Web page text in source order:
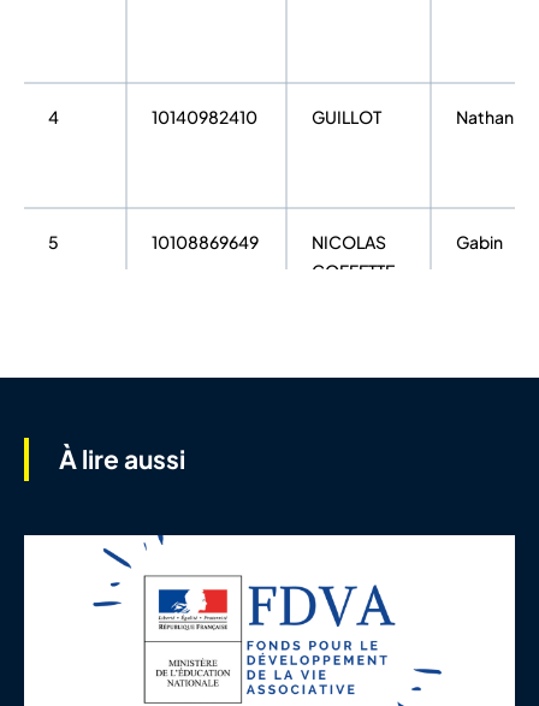
4 10140982410 GUILLOT Nathan
5 10108869649
NICOLAS
GOFFETTE
Gabin
10134947491 MORDELET
10124273451 CLOLUS
À lire aussi